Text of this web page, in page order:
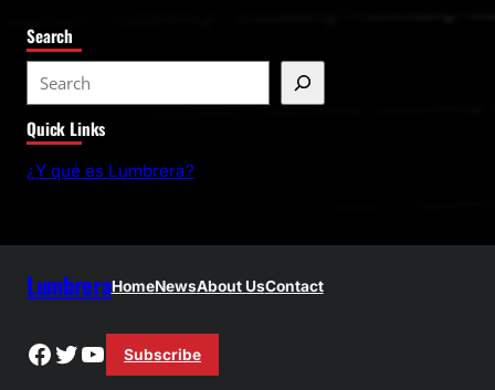
Search
e
a
Quick Links
¿Y qué es Lumbrera?
LumbreraHomeNewsAbout UsContact
Facebook
Twitter
YouTube
Subscribe